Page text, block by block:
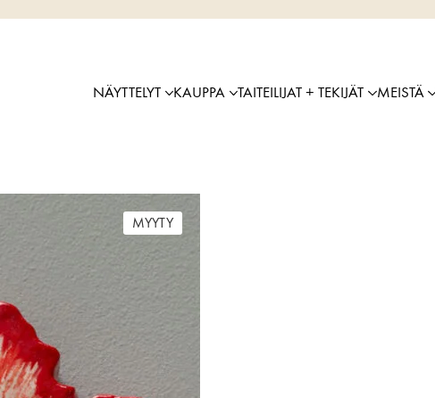
NÄYTTELYT KAUPPA TAITEILIJAT + TEKIJÄT MEISTÄ
MYYTY